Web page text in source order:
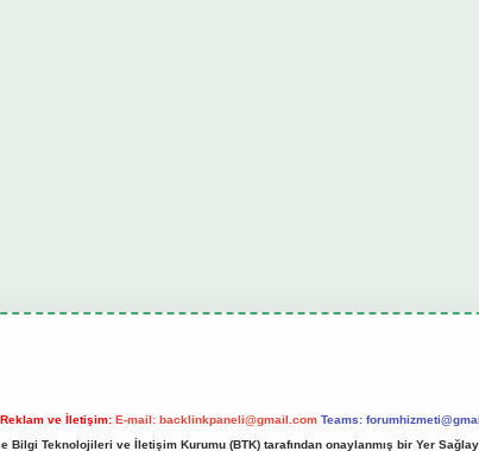
Reklam ve İletişim: E-mail: backlinkpaneli@gmail.com Teams:
Bilgi Teknolojileri ve İletişim Kurumu (BTK) tarafından onaylanmış bir Yer